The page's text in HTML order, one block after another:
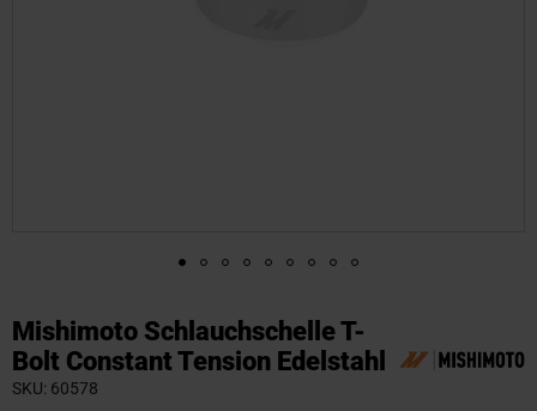
Mishimoto Schlauchschelle T-
Bolt Constant Tension Edelstahl
SKU 60578
Anfang
der
Bildgalerie